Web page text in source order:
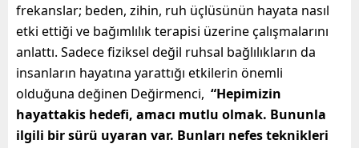
frekanslar; beden, zihin, ruh üçlüsünün hayata nasıl
etki ettiği ve bağımlılık terapisi üzerine çalışmalarını
anlattı. Sadece fiziksel değil ruhsal bağlılıkların da
insanların hayatına yarattığı etkilerin önemli
olduğuna değinen Değirmenci, “Hepimizin
hayattakis hedefi, amacı mutlu olmak. Bununla
ilgili bir sürü uyaran var. Bunları nefes teknikleri